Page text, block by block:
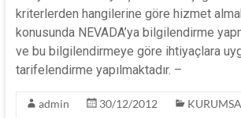
kriterlerden hangilerine göre hizmet
konusunda NEVADA’ya bilgilendirme
ve bu bilgilendirmeye göre ihtiyaçlara
tarifelendirme yapılmaktadır. –
admin 30/12/2012